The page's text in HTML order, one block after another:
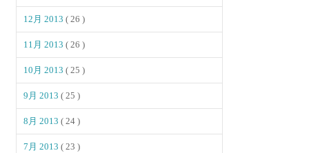
12月 2013( 26 )
11月 2013( 26 )
10月 2013( 25 )
9月 2013( 25 )
8月 2013( 24 )
7月 2013( 23 )